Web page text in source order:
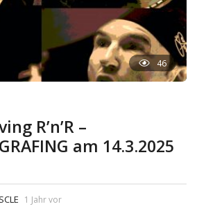
46
R’n’R –
am 14.3.2025
1 Jahr vor